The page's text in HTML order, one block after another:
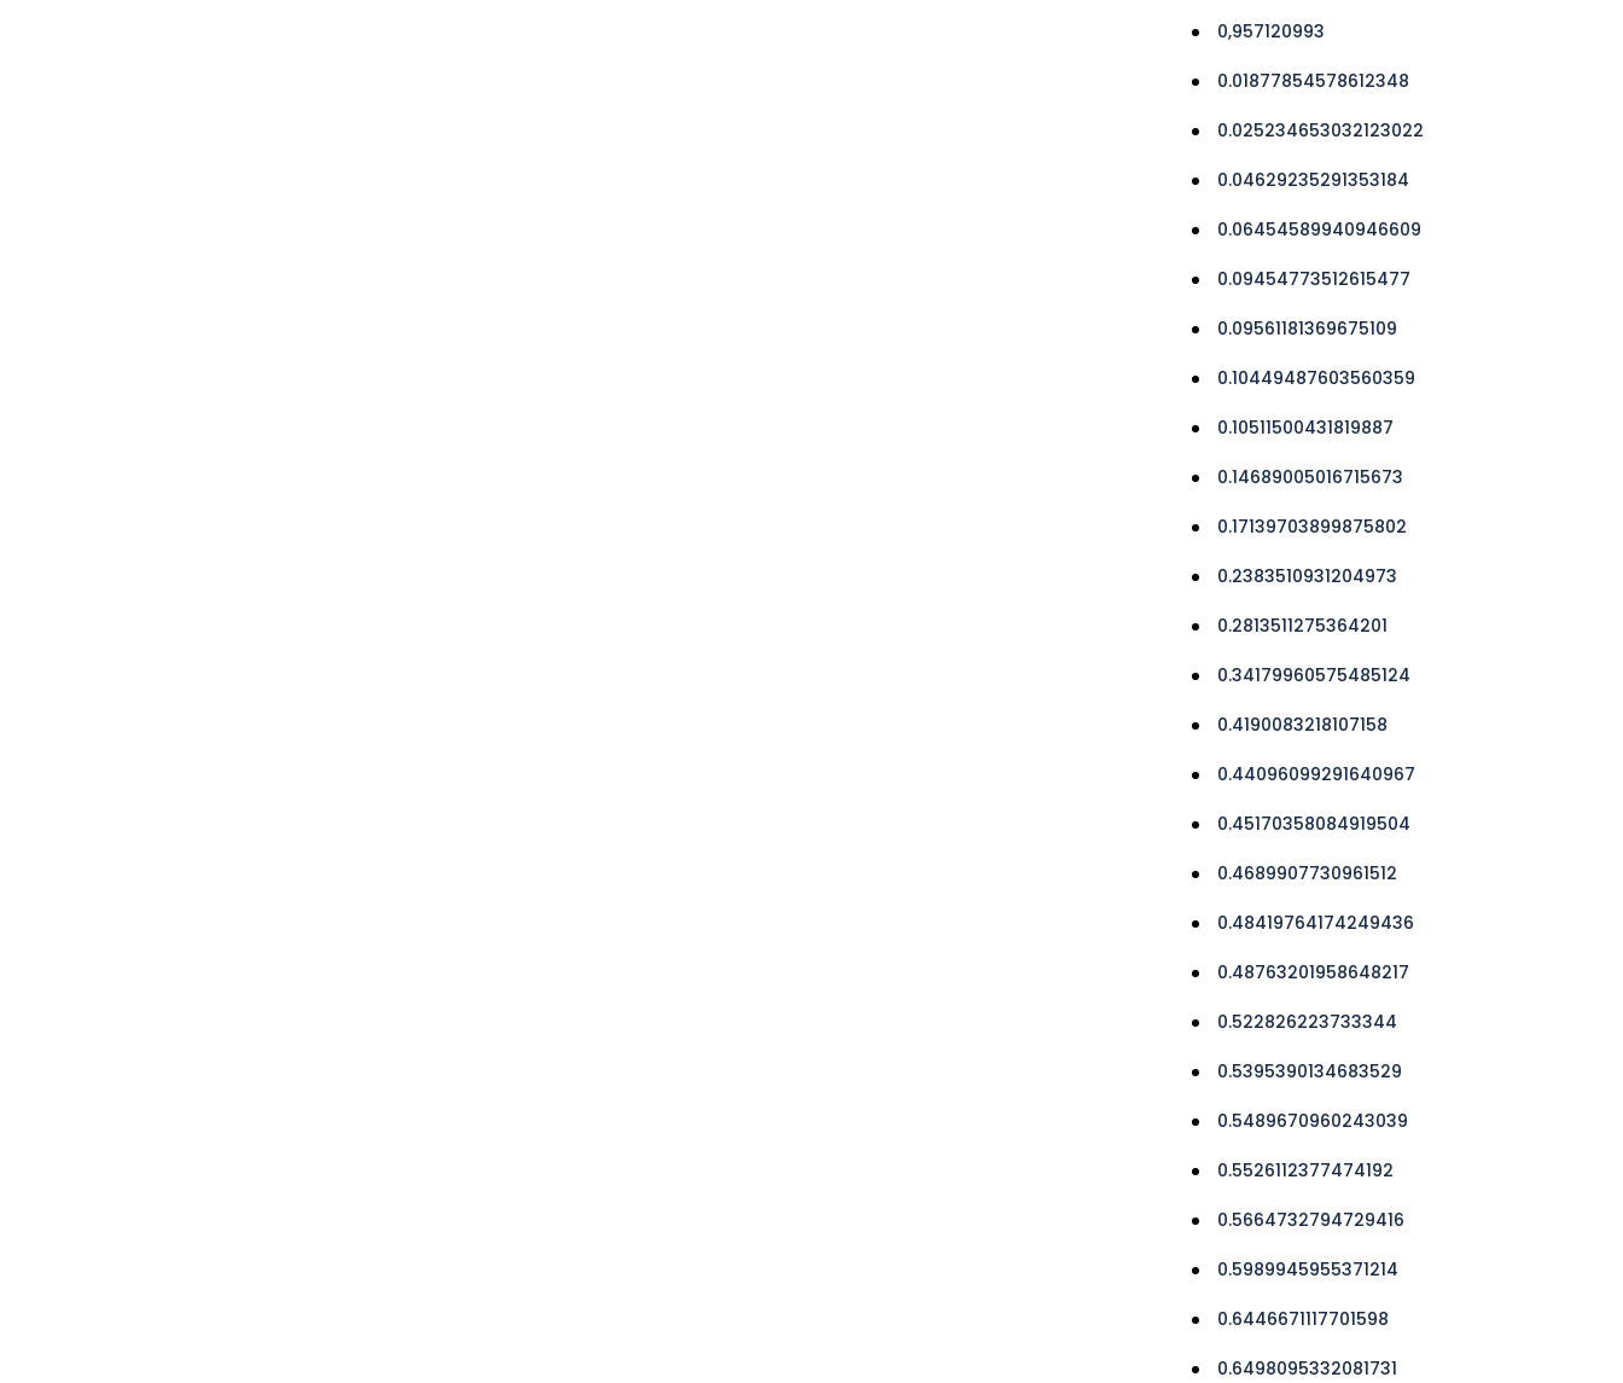
0,957120993
0.01877854578612348
0.025234653032123022
0.04629235291353184
0.06454589940946609
0.09454773512615477
0.09561181369675109
0.10449487603560359
0.10511500431819887
0.14689005016715673
0.17139703899875802
0.2383510931204973
0.2813511275364201
0.34179960575485124
0.4190083218107158
0.44096099291640967
0.45170358084919504
0.4689907730961512
0.48419764174249436
0.48763201958648217
0.522826223733344
0.5395390134683529
0.5489670960243039
0.5526112377474192
0.5664732794729416
0.5989945955371214
0.6446671117701598
0.6498095332081731